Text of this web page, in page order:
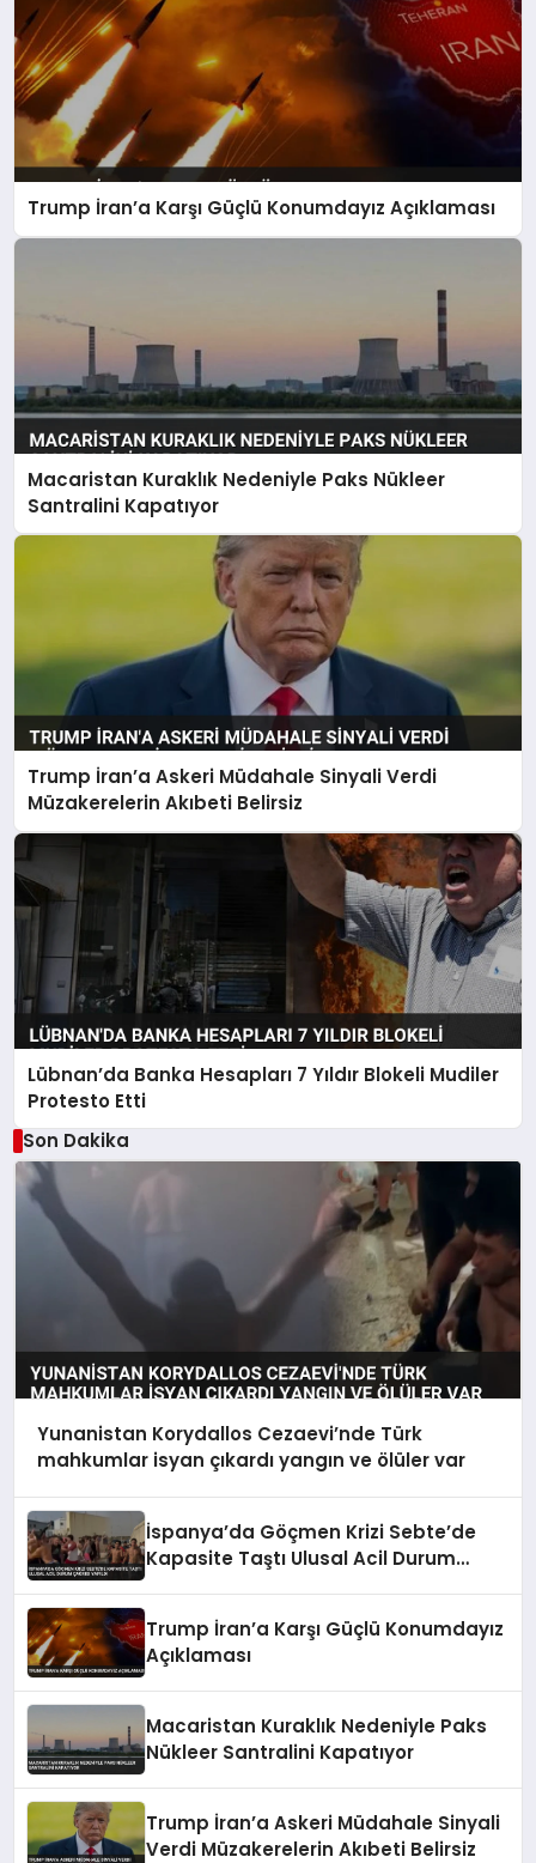
Trump İran’a Karşı Güçlü Konumdayız Açıklaması
Macaristan Kuraklık Nedeniyle Paks Nükleer
Santralini Kapatıyor
Trump İran’a Askeri Müdahale Sinyali Verdi
Müzakerelerin Akıbeti Belirsiz
Lübnan’da Banka Hesapları 7 Yıldır Blokeli Mudiler
Protesto Etti
Son Dakika
Yunanistan Korydallos Cezaevi’nde Türk
mahkumlar isyan çıkardı yangın ve ölüler var
İspanya’da Göçmen Krizi Sebte’de
Kapasite Taştı Ulusal Acil Durum
Trump İran’a Karşı Güçlü Konumdayız
Açıklaması
Macaristan Kuraklık Nedeniyle Paks
Nükleer Santralini Kapatıyor
Trump İran’a Askeri Müdahale Sinyali
Verdi Müzakerelerin Akıbeti Belirsiz